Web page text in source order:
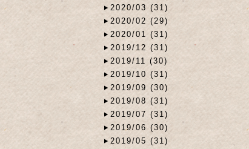
2020/03 (31)
2020/02 (29)
2020/01 (31)
2019/12 (31)
2019/11 (30)
2019/10 (31)
2019/09 (30)
2019/08 (31)
2019/07 (31)
2019/06 (30)
2019/05 (31)